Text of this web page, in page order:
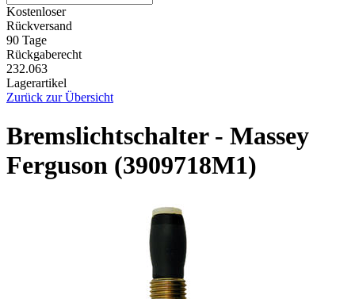
Kostenloser
Rückversand
90 Tage
Rückgaberecht
232.063
Lagerartikel
Zurück zur Übersicht
Bremslichtschalter - Massey
Ferguson (3909718M1)